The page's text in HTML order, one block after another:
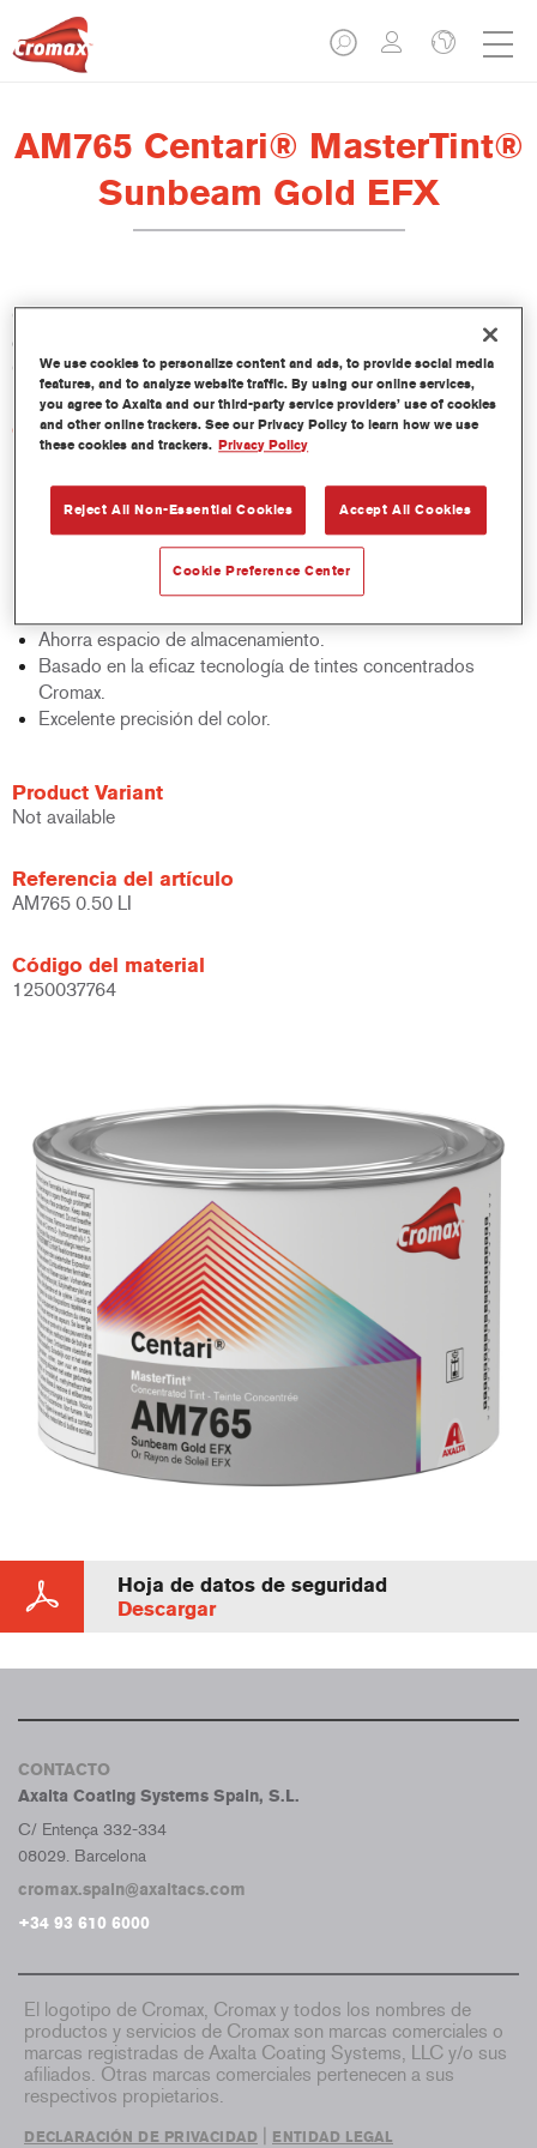
AM765 Centari® MasterTint®
Sunbeam Gold EFX
Centari Mastertint es un tinte concentrado de base disolvente
que forma parte de las gamas de acabado y bases bicapa
Centari.
Características del producto
Sistema de pintado de base disolvente, único por su
versatilidad y facilidad de uso.
Una sola máquina de mezcla proporciona todas las
calidades de base disolvente: medios y altos sólidos,
acabados y bases bicapa.
Ahorra espacio de almacenamiento.
Basado en la eficaz tecnología de tintes concentrados
Cromax.
Excelente precisión del color.
Product Variant
Not available
Referencia del artículo
AM765 0.50 LI
Código del material
1250037764
Hoja de datos de seguridad
Descargar
CONTACTO
Axalta Coating Systems Spain, S.L.
C/ Entença 332-334
08029. Barcelona
cromax.spain@axaltacs.com
+34 93 610 6000
El logotipo de Cromax, Cromax y todos los nombres de
productos y servicios de Cromax son marcas comerciales o
marcas registradas de Axalta Coating Systems, LLC y/o sus
afiliados. Otras marcas comerciales pertenecen a sus
respectivos propietarios.
DECLARACIÓN DE PRIVACIDAD ENTIDAD LEGAL
We use cookies to personalize content and ads, to provide social media
features, and to analyze website traffic. By using our online services,
you agree to Axalta and our third-party service providers’ use of cookies
and other online trackers. See our Privacy Policy to learn how we use
these cookies and trackers. Privacy Policy
Reject All Non-Essential Cookies Accept All Cookies
Cookie Preference Center